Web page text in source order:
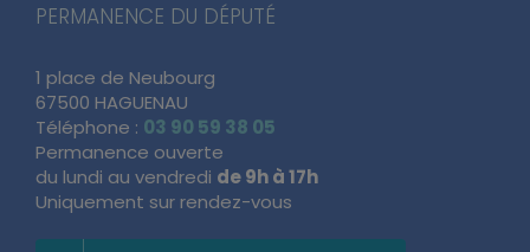
PERMANENCE DU DÉPUTÉ
1 place de Neubourg
67500 HAGUENAU
Téléphone : 03 90 59 38 05
Permanence ouverte
du lundi au vendredi de 9h à 17h
Uniquement sur rendez-vous